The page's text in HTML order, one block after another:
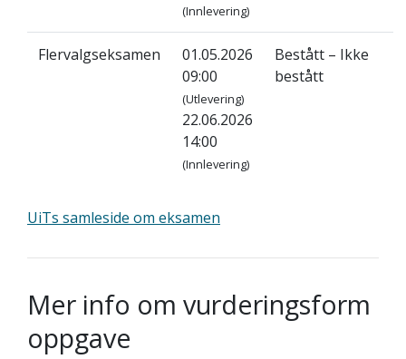
(Innlevering)
Flervalgseksamen
01.05.2026
09:00
(Utlevering)
22.06.2026
14:00
(Innlevering)
Bestått – Ikke
bestått
UiTs samleside om eksamen
Mer info om vurderingsform
oppgave